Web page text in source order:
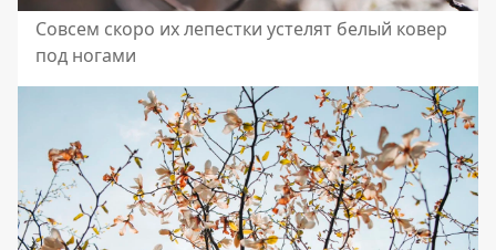
Совсем скоро их лепестки устелят белый ковер
под ногами